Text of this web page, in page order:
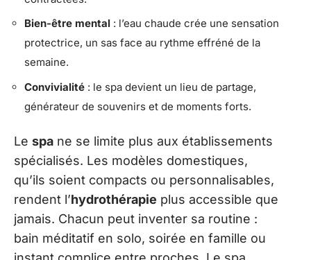
Bien-être mental : l’eau chaude crée une sensation
protectrice, un sas face au rythme effréné de la
semaine.
Convivialité : le spa devient un lieu de partage,
générateur de souvenirs et de moments forts.
Le spa ne se limite plus aux établissements
spécialisés. Les modèles domestiques,
qu’ils soient compacts ou personnalisables,
rendent l’hydrothérapie plus accessible que
jamais. Chacun peut inventer sa routine :
bain méditatif en solo, soirée en famille ou